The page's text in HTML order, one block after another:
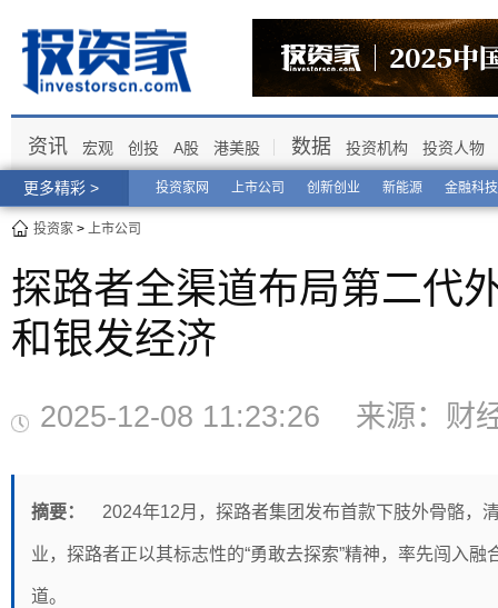
更多精彩 > 投资家网 上市公司 创新创业 新能源 金融科技
资讯 宏观 创投 A股 港美股 数据 投资机构 投资人物
投资家 > 上市公司
探路者全渠道布局第二代
和银发经济
2025-12-08 11:23:26 来源：
摘要： 2024年12月，探路者集团发布首款下肢外骨骼，
业，探路者正以其标志性的“勇敢去探索”精神，率先闯入
道。